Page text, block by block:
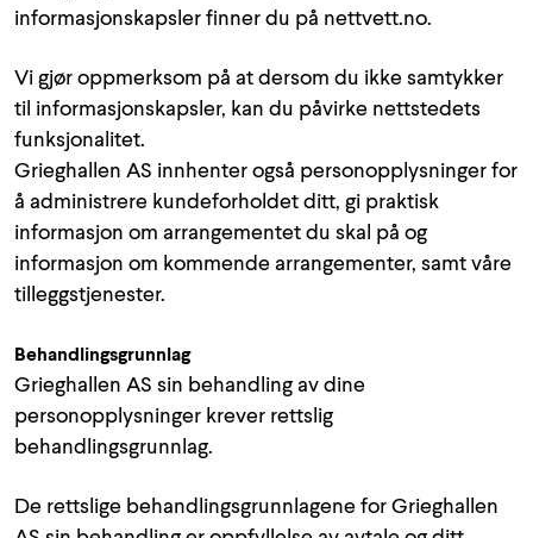
informasjonskapsler finner du på nettvett.no.
Vi gjør oppmerksom på at dersom du ikke samtykker
til informasjonskapsler, kan du påvirke nettstedets
funksjonalitet.
Grieghallen AS innhenter også personopplysninger for
å administrere kundeforholdet ditt, gi praktisk
informasjon om arrangementet du skal på og
informasjon om kommende arrangementer, samt våre
tilleggstjenester.
Behandlingsgrunnlag
Grieghallen AS sin behandling av dine
personopplysninger krever rettslig
behandlingsgrunnlag.
De rettslige behandlingsgrunnlagene for Grieghallen